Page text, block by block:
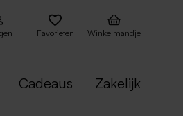
Favorieten Winkelmandje
Cadeaus Zakelijk